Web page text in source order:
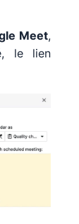
Meet,
le lien